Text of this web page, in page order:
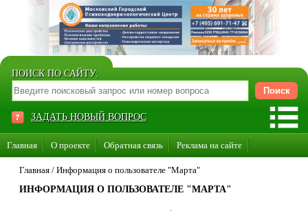
ПОИСК ПО САЙТУ:
ЗАДАТЬ НОВЫЙ ВОПРОС
Главная О проекте Обратная связь Реклама на сайте
Стать консультантом нашего сайта
Суперакция «Каждому врачу свой сайт»
Главная / Информация о пользователе "Марта"
ИНФОРМАЦИЯ О ПОЛЬЗОВАТЕЛЕ "МАРТА"